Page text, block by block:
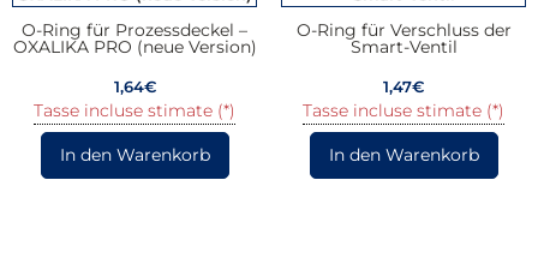
O-Ring für Prozessdeckel –
OXALIKA PRO (neue Version)
1,64€
Tasse incluse stimate (*)
In den Warenkorb
O-Ring für Verschluss der
Smart-Ventil
1,47€
Tasse incluse stimate (*)
In den Warenkorb